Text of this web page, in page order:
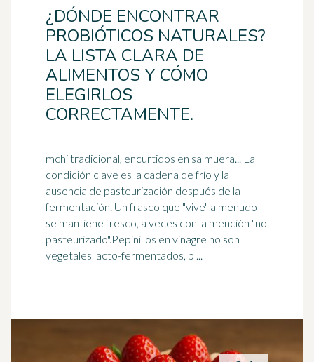
¿DÓNDE ENCONTRAR
PROBIÓTICOS NATURALES?
LA LISTA CLARA DE
ALIMENTOS Y CÓMO
ELEGIRLOS
CORRECTAMENTE.
mchi tradicional, encurtidos en salmuera... La
condición clave es la cadena de frío y la
ausencia de pasteurización después de la
fermentación. Un frasco que "vive" a menudo
se mantienefresco, a veces con la mención "no
pasteurizado".Pepinillos en vinagre no son
vegetales lacto-fermentados, p ...